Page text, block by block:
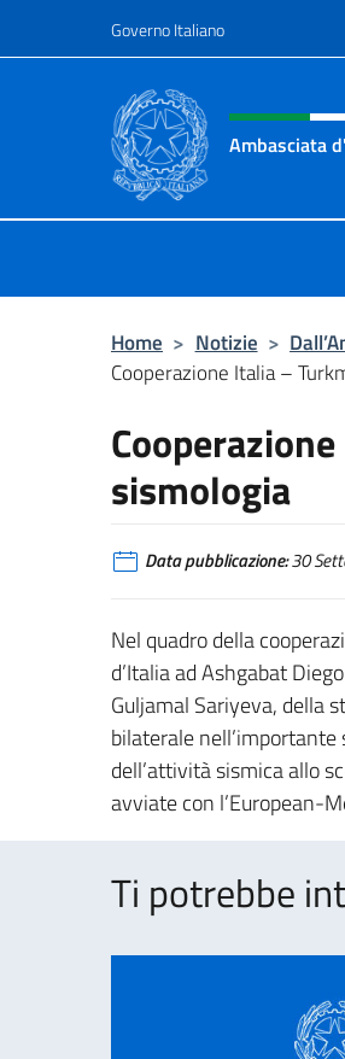
Governo Italiano
Intestazione
Ambasciata
Home > Notizie >
Cooperazione Italia –
sismologia
Data pubblicazione:30
Nel quadro della
d’Italia ad Ashgabat
Guljamal Sariyeva, della
bilaterale
dell’attività sismica allo
avviate con l’European-
Ti potrebbe